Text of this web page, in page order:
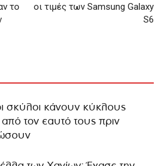
το
οι τιμές των Samsung Galaxy
S6
οι σκύλοι κάνουν κύκλους
τον εαυτό τους πριν